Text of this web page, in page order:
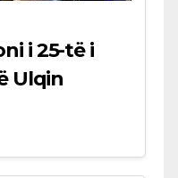
i 25-të i
Ulqin